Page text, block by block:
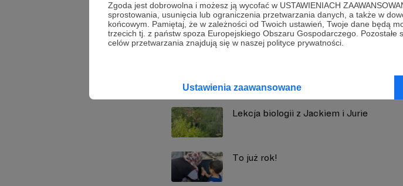
Zgoda jest dobrowolna i możesz ją wycofać w USTAWIENIACH
sprostowania, usunięcia lub ograniczenia przetwarzania danych, a także w
końcowym. Pamiętaj, że w zależności od Twoich ustawień, Twoje dane będą
trzecich tj. z państw spoza Europejskiego Obszaru Gospodarczego.
celów przetwarzania znajdują się w naszej polityce prywatności.
Ustawienia zaawansowane
Wspieramy szkołę Jurie
Lekcja biologii z Jackiem i Jurie
To już rok!